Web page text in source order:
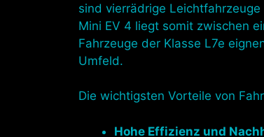
sind vierrädrige
Mini EV 4 liegt somit zwischen
Fahrzeuge der Klasse L7e
Umfeld.
Die wichtigsten Vorteile von
Hohe Effizienz und